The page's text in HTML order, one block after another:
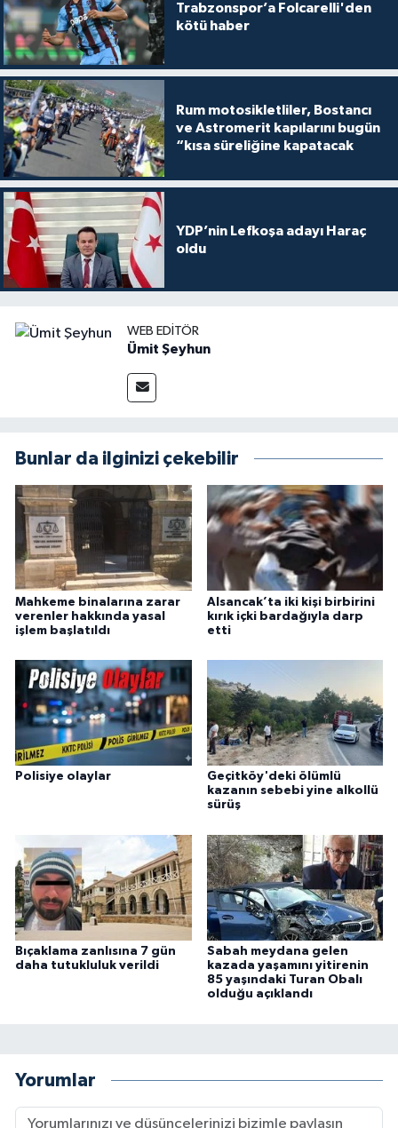
Trabzonspor’a Folcarelli'den
kötü haber
Rum motosikletliler, Bostancı
ve Astromerit kapılarını bugün
“kısa süreliğine kapatacak
YDP’nin Lefkoşa adayı Haraç
oldu
WEB EDITÖR
Ümit Şeyhun
Bunlar da ilginizi çekebilir
Mahkeme binalarına zarar
verenler hakkında yasal
işlem başlatıldı
Alsancak’ta iki kişi birbirini
kırık içki bardağıyla darp
etti
Polisiye olaylar
Geçitköy'deki ölümlü
kazanın sebebi yine alkollü
sürüş
Bıçaklama zanlısına 7 gün
daha tutukluluk verildi
Sabah meydana gelen
kazada yaşamını yitirenin
85 yaşındaki Turan Obalı
olduğu açıklandı
Yorumlar